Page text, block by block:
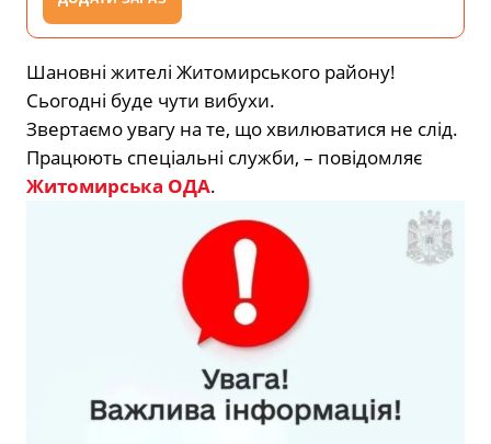
Шановні жителі Житомирського району!
Сьогодні буде чути вибухи.
Звертаємо увагу на те, що хвилюватися не слід.
Працюють спеціальні служби, – повідомляє
Житомирська ОДА.